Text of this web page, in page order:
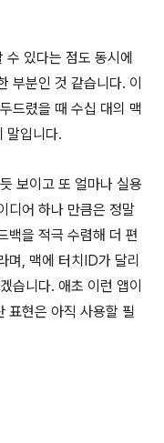
있다는 점도 동시에
부분인 것 같습니다. 이
드렸을 때 수십 대의 맥
말입니다.
보이고 또 얼마나 실용
디어 하나 만큼은 정말
백을 적극 수렴해 더 편
며, 맥에 터치ID가 달리
습니다. 애초 이런 앱이
표현은 아직 사용할 필